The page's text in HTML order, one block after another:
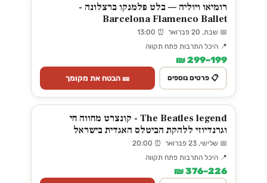
רומיאו ויוליה — בלט פלמנקו ברצלונה -
Barcelona Flamenco Ballet
📅 שבת, 20 פברואר ⏰ 13:00
📍 היכל התרבות פתח תקווה
199–299 ₪
📋 פרטים נוספים 🎫 הבטח את מקומך
The Beatles legend - קונצרט מחווה חי
וגרנדיוזי ללהקת הביטלס האגדית בישראל
📅 שלישי, 23 פברואר ⏰ 20:00
📍 היכל התרבות פתח תקווה
226–376 ₪